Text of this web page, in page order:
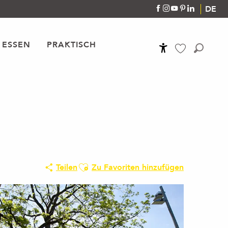
DE
PRAKTISCH
TeilenAjouter aux favoris
Zu Favoriten hinzufügen